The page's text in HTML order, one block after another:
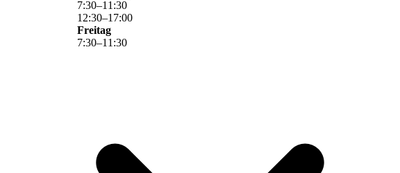
7:30–11 :30
12:30–17:00
Freitag
7:30–11 :30